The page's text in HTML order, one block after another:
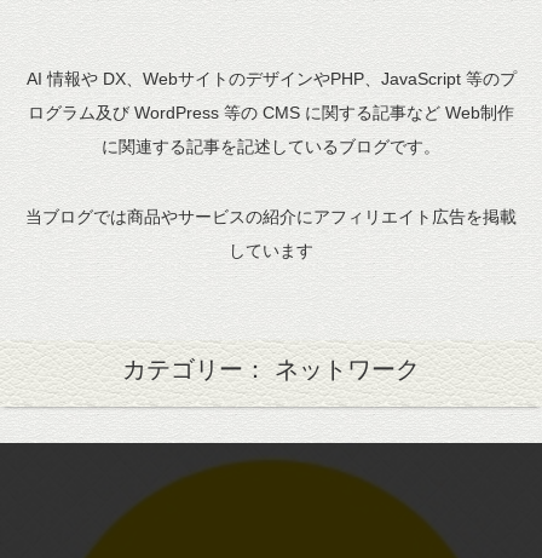
AI 情報や DX、WebサイトのデザインやPHP、JavaScript 等のプ
ログラム及び WordPress 等の CMS に関する記事など Web制作
に関連する記事を記述しているブログです。
当ブログでは商品やサービスの紹介にアフィリエイト広告を掲載
しています
カテゴリー： ネットワーク